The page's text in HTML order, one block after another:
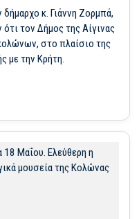
κ. Γιάννη Ζορμπά,
τον Δήμος της Αίγινας
στο πλαίσιο της
με την Κρήτη.
Μαΐου. Ελεύθερη η
μουσεία της Κολώνας